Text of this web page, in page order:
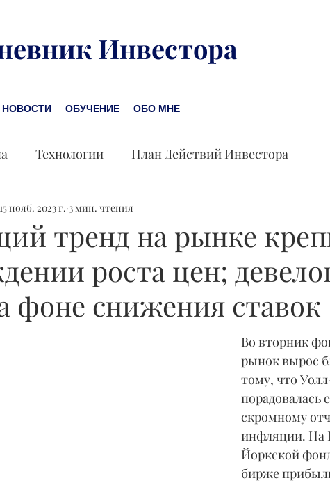
Инвестора
НОВОСТИ ОБУЧЕНИЕ ОБО МНЕ
Технологии План Действий Инвестора
Обучение Новости
Акция дня
тренд на рынке
роста цен;
фоне снижения ставок
15 нояб. 2023 г. 3 мин. чтения
Во вторник
рынок вырос
тому, что
порадовалась
скромному
инфляции.
Йоркской
бирже